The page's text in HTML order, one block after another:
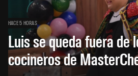
HACE 5 HORAS
Luis se queda fuera de
cocineros de